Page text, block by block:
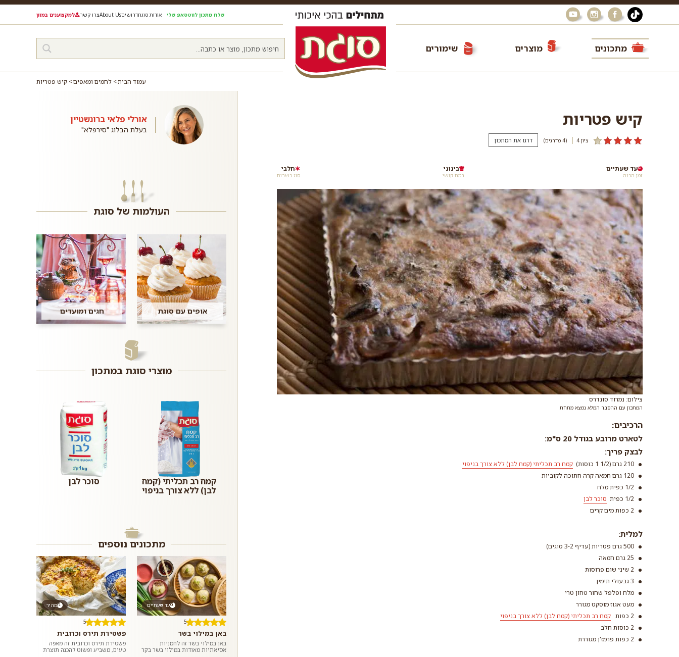
שלח מתכון לווטסאפ שלי אודות סוגתדרושיםAbout Usצרו קשר למקצוענים במזון
מתכונים מוצרים שימורים
עמוד הבית לחמים ומאפים קיש פטריות
קיש פטריות
ציון 4 (4 מדרגים) דרגו את המתכון
זמן הכנה
עד שעתיים
רמת קושי
בינוני
סוג כשרות
חלבי
צילום: נמרוד סונדרס
המתכון עם ההסבר המלא נמצא מתחת
הרכיבים:
לטארט מרובע בגודל 20 ס"מ:
לבצק פריך:
210 גרם (1/2 1 כוסות) קמח רב תכליתי (קמח לבן) ללא צורך בניפוי
120 גרם חמאה קרה חתוכה לקוביות
1/2 כפית מלח
1/2 כפית
סוכר לבן
2 כפות מים קרים
למלית:
500 גרם פטריות (עדיף 3-2 סוגים)
25 גרם חמאה
2 שיני שום פרוסות
3 גבעולי תימין
מלח ופלפל שחור טחון טרי
מעט אגוז מוסקט מגורר
2 כפות
קמח רב תכליתי (קמח לבן) ללא צורך בניפוי
2 כוסות חלב
2 כפות פרמז'ן מגוררת
אורלי פלאי ברונשטיין
בעלת הבלוג "סירפלא"
העולמות של סוגת
אופים עם סוגת חגים ומועדים
מוצרי סוגת במתכון
קמח רב תכליתי (קמח
לבן) ללא צורך בניפוי
סוכר לבן
מתכונים נוספים
עד שעתיים
5
באן במילוי בשר
באן במילוי בשר זה לחמניות
אסיאתיות מאודות במילוי בשר בקר
מהיר
5
פשטידת תירס וכרובית
פשטידת תירס וכרובית זה מאפה
טעים, משביע ופשוט להכנה תוצרת